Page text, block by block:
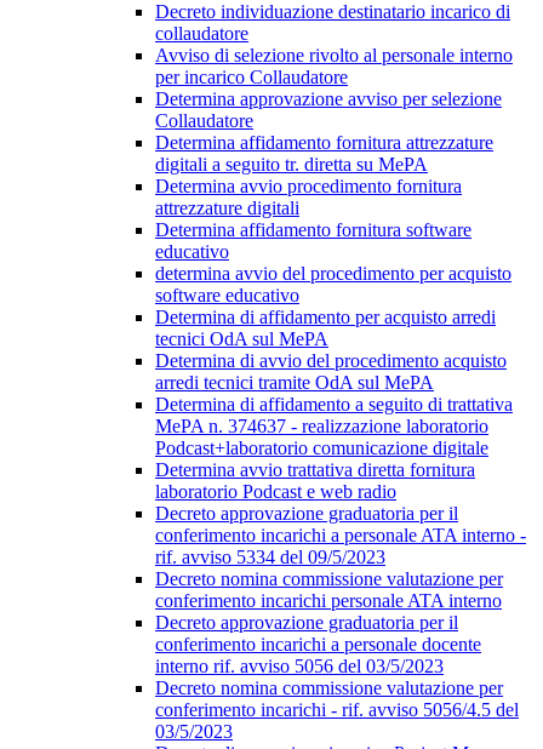
Decreto individuazione destinatario incarico di
collaudatore
Avviso di selezione rivolto al personale interno
per incarico Collaudatore
Determina approvazione avviso per selezione
Collaudatore
Determina affidamento fornitura attrezzature
digitali a seguito tr. diretta su MePA
Determina avvio procedimento fornitura
attrezzature digitali
Determina affidamento fornitura software
educativo
determina avvio del procedimento per acquisto
software educativo
Determina di affidamento per acquisto arredi
tecnici OdA sul MePA
Determina di avvio del procedimento acquisto
arredi tecnici tramite OdA sul MePA
Determina di affidamento a seguito di trattativa
MePA n. 374637 - realizzazione laboratorio
Podcast+laboratorio comunicazione digitale
Determina avvio trattativa diretta fornitura
laboratorio Podcast e web radio
Decreto approvazione graduatoria per il
conferimento incarichi a personale ATA interno -
rif. avviso 5334 del 09/5/2023
Decreto nomina commissione valutazione per
conferimento incarichi personale ATA interno
Decreto approvazione graduatoria per il
conferimento incarichi a personale docente
interno rif. avviso 5056 del 03/5/2023
Decreto nomina commissione valutazione per
conferimento incarichi - rif. avviso 5056/4.5 del
03/5/2023